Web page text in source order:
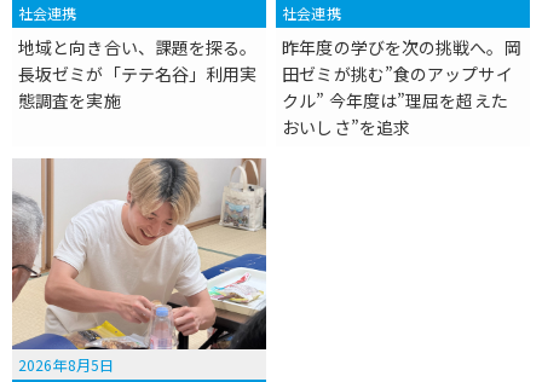
社会連携
地域と向き合い、課題を探る。
長坂ゼミが「テテ名谷」利用実
態調査を実施
社会連携
昨年度の学びを次の挑戦へ。岡
田ゼミが挑む”食のアップサイ
クル” 今年度は”理屈を超えた
おいしさ”を追求
2026年8月5日